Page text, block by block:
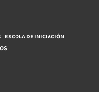
ESCOLA DE INICIACIÓN